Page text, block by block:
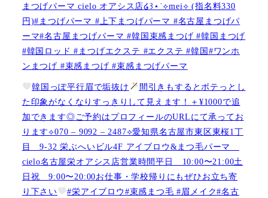
まつげパーマ cielo オアシス店໒꒱⋆˙⟡︎mei⟡ (指名料330
円)#まつげパーマ #上下まつげパーマ #名古屋まつげパ
ーマ#名古屋まつげパーマ #韓国束感まつげ #韓国まつげ
#韓国ロッド #まつげエクステ #エクステ #韓国#ワンホ
ンまつげ #束感まつげ #束感まつげパーマ
韓国っぽ平行眉で垢抜け
間引きもするとボテっとし
た印象がなくなりすっきりして見えます！＋¥1000で追
加できます◎ご予約はプロフィールのURLにて承ってお
ります⟡070 – 9092 – 2487⟡愛知県名古屋市東区東桜1丁
目 9-32 栄ぶへいビル4F アイブロウ&まつ毛パーマ
cielo名古屋栄オアシス店営業時間平日 10:00〜21:00土
日祝 9:00〜20:00お仕事・学校帰りにもぜひお立ち寄
り下さい
#栄アイブロウ#束感まつ毛 #眉メイク#名古